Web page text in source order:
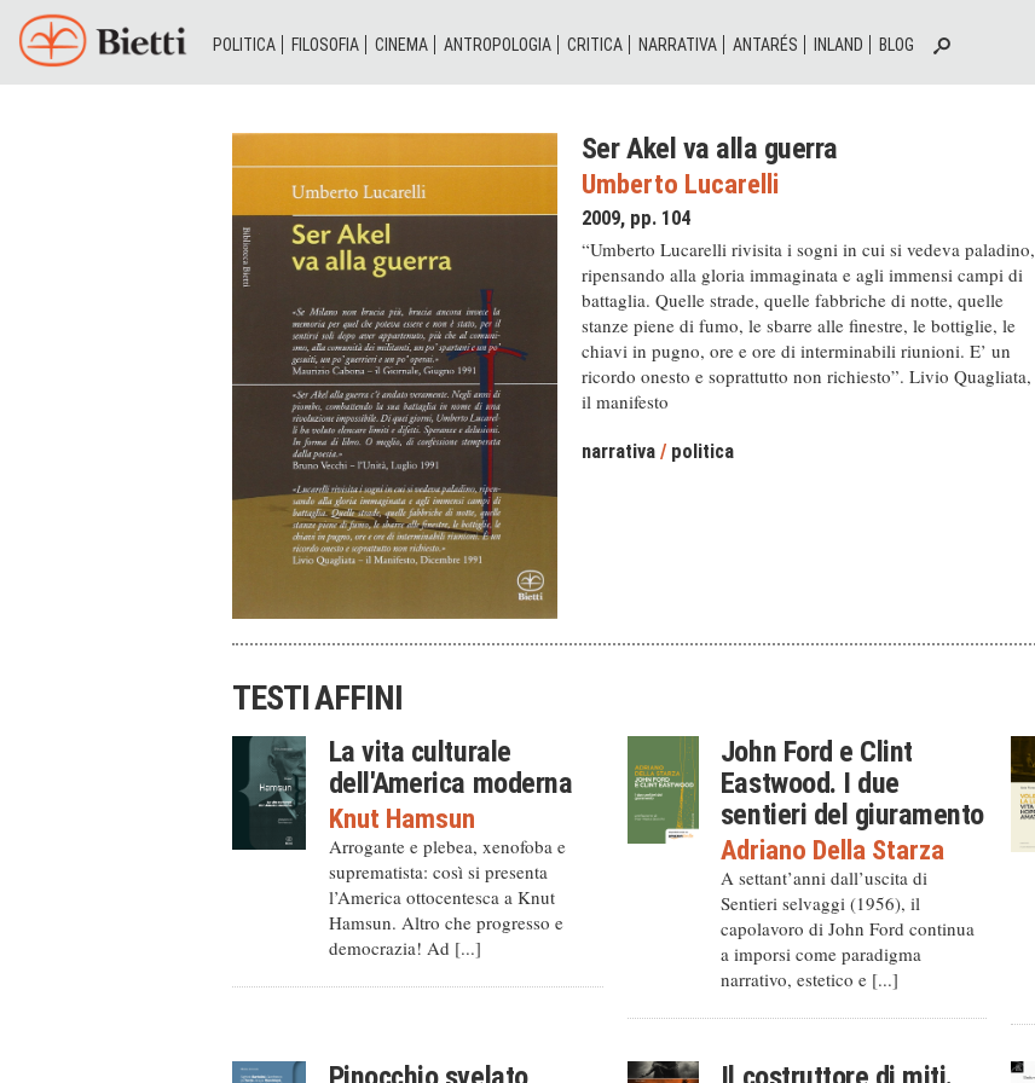
POLITICA FILOSOFIA CINEMA ANTROPOLOGIA CRITICA NARRATIVA ANTARÉS INLAND BLOG
Ser Akel va alla guerra
Umberto Lucarelli
2009, pp. 104
“Umberto Lucarelli rivisita i sogni in cui si vedeva paladino,
ripensando alla gloria immaginata e agli immensi campi di
battaglia. Quelle strade, quelle fabbriche di notte, quelle
stanze piene di fumo, le sbarre alle finestre, le bottiglie, le
chiavi in pugno, ore e ore di interminabili riunioni. E’ un
ricordo onesto e soprattutto non richiesto”. Livio Quagliata,
il manifesto
narrativa / politica
TESTI AFFINI
La vita culturale
dell'America moderna
Knut Hamsun
Arrogante e plebea, xenofoba e
suprematista: così si presenta
l’America ottocentesca a Knut
Hamsun. Altro che progresso e
democrazia! Ad [...]
John Ford e Clint
Eastwood. I due
sentieri del giuramento
Adriano Della Starza
A settant’anni dall’uscita di
Sentieri selvaggi (1956), il
capolavoro di John Ford continua
a imporsi come paradigma
narrativo, estetico e [...]